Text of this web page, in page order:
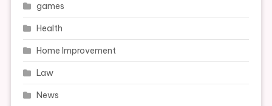
games
Health
Home Improvement
Law
News